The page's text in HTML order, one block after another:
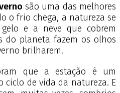
são uma das melhores
o frio chega, a natureza se
e a neve que cobrem
do planeta fazem os olhos
brilharem.
que a estação é um
ciclo de vida da natureza. E